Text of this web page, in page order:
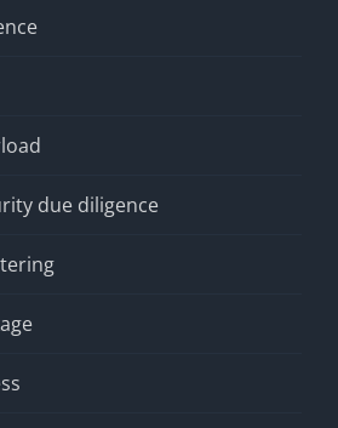
due diligence